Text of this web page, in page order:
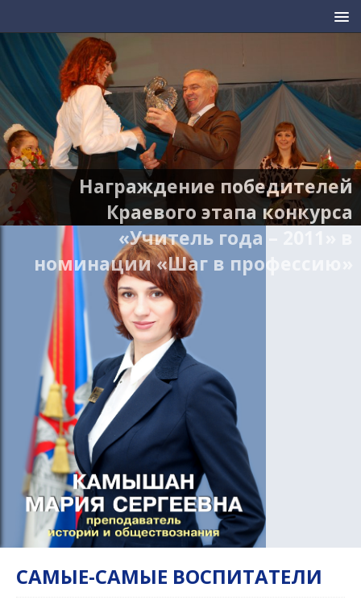
Награждение победителей
Краевого этапа конкурса
«Учитель года – 2011» в
номинации «Шаг в профессию»
САМЫЕ-САМЫЕ ВОСПИТАТЕЛИ